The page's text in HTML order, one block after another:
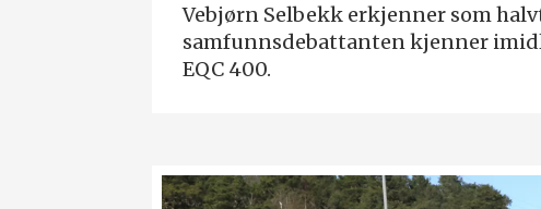
Vebjørn Selbekk erkjenner som
samfunnsdebattanten kjenner
EQC 400.